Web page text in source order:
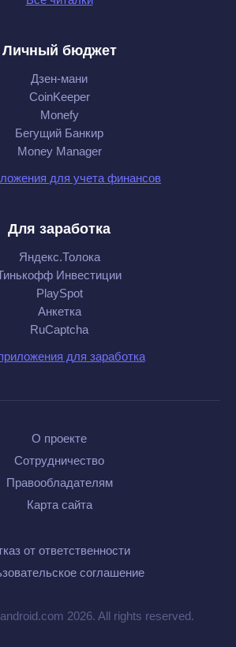
Личный бюджет
Дзен-мани
CoinKeeper
Monefy
Бегущий Банкир
Money Manager
для учета финансов
Для заработка
Яндекс.Толока
Инвестиции
PlaySpot
Анкетка
RuCaptcha
для заработка
О проекте
Сотрудничество
Правообладателям
Карта сайта
от ответственности
соглашение
2026. All rights reserved.